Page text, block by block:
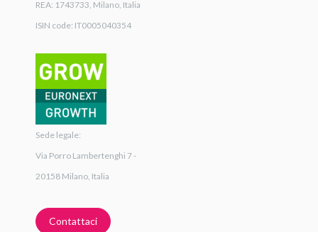
REA: 1743733, Milano, Italia
ISIN code: IT0005040354
Sede legale:
Via Porro Lambertenghi 7 -
20158 Milano, Italia
Contattaci